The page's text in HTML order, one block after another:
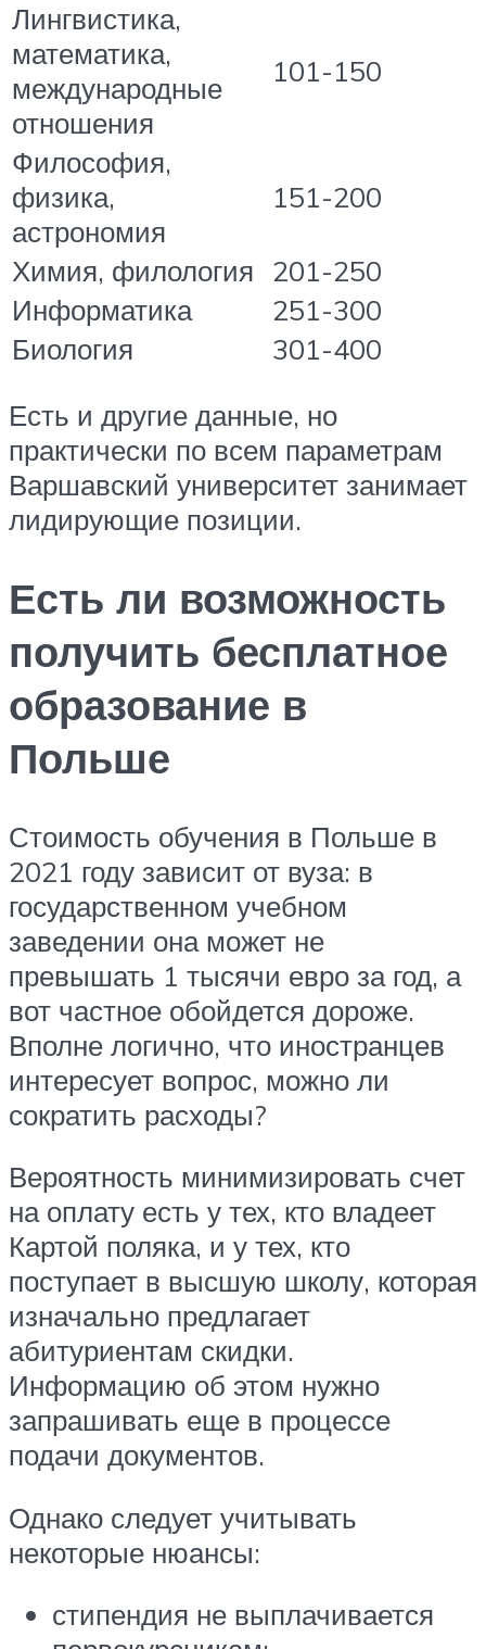
Лингвистика,
математика,
международные
отношения
101-150
Философия,
физика,
астрономия
151-200
Химия, филология 201-250
Информатика
251-300
Биология
301-400
Есть и другие данные, но
практически по всем параметрам
Варшавский университет занимает
лидирующие позиции.
Есть ли возможность
получить бесплатное
образование в
Польше
Стоимость обучения в Польше в
2021 году зависит от вуза: в
государственном учебном
заведении она может не
превышать 1 тысячи евро за год, а
вот частное обойдется дороже.
Вполне логично, что иностранцев
интересует вопрос, можно ли
сократить расходы?
Вероятность минимизировать счет
на оплату есть у тех, кто владеет
Картой поляка, и у тех, кто
поступает в высшую школу, которая
изначально предлагает
абитуриентам скидки.
Информацию об этом нужно
запрашивать еще в процессе
подачи документов.
Однако следует учитывать
некоторые нюансы:
стипендия не выплачивается